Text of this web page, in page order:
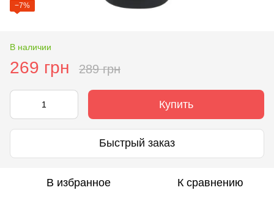
−7%
В наличии
269 грн 289 грн
Купить
Быстрый заказ
В избранное К сравнению